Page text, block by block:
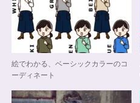
絵でわかる、ベーシックカラーのコ
ーディネート